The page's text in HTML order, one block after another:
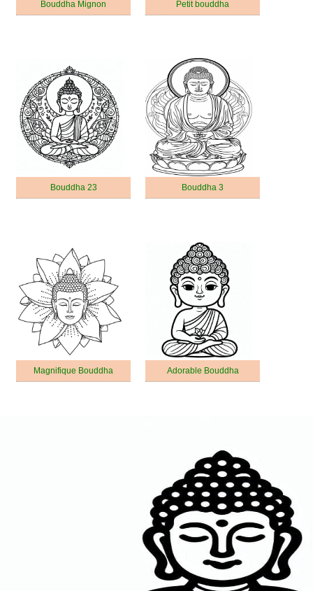
Bouddha Mignon Petit bouddha
Bouddha 23 Bouddha 3
Magnifique Bouddha Adorable Bouddha